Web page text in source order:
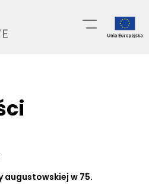
augustowskiej w 75.